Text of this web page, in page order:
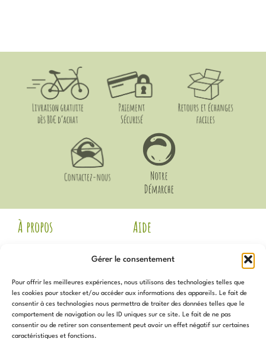
Gérer le consentement
Pour offrir les meilleures expériences, nous utilisons des technologies telles que
les cookies pour stocker et/ou accéder aux informations des appareils. Le fait de
consentir à ces technologies nous permettra de traiter des données telles que le
comportement de navigation ou les ID uniques sur ce site. Le fait de ne pas
consentir ou de retirer son consentement peut avoir un effet négatif sur certaines
caractéristiques et fonctions.
À propos
Politique de
Contact
Notre Démarche
Politique de cookies (UE)
Aide
Mon compte
Voir les avis Google
Newsletter